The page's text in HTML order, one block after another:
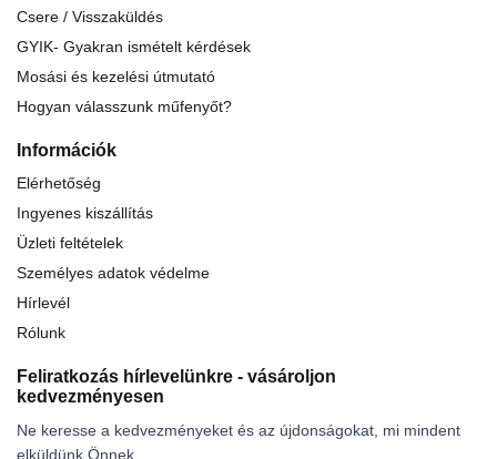
Csere / Visszaküldés
GYIK- Gyakran ismételt kérdések
Mosási és kezelési útmutató
Hogyan válasszunk műfenyőt?
Információk
Elérhetőség
Ingyenes kiszállítás
Üzleti feltételek
Személyes adatok védelme
Hírlevél
Rólunk
Feliratkozás hírlevelünkre - vásároljon
kedvezményesen
Ne keresse a kedvezményeket és az újdonságokat, mi mindent
elküldünk Önnek.